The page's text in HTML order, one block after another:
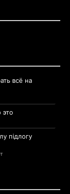
всё на
это
підлогу